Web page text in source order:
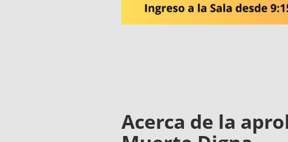
Acerca de la